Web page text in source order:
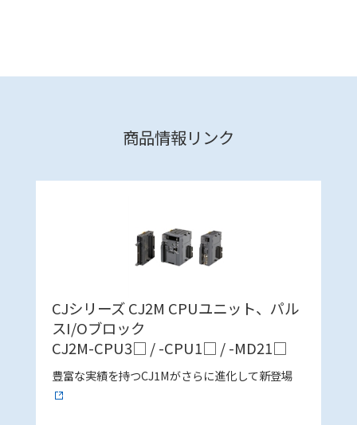
商品情報リンク
CJシリーズ CJ2M CPUユニット、パル
スI/Oブロック
CJ2M-CPU3□ / -CPU1□ / -MD21□
豊富な実績を持つCJ1Mがさらに進化して新登場